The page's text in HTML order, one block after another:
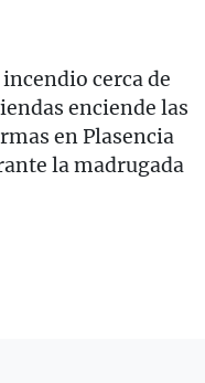
cerca de
enciende las
en Plasencia
la madrugada